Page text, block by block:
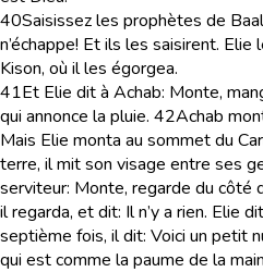
40Saisissez les prophètes de
n’échappe! Et ils les saisirent.
Kison, où il les égorgea.
41Et Elie dit à Achab: Monte,
qui annonce la pluie. 42Achab
Mais Elie monta au sommet du
terre, il mit son visage entre ses
serviteur: Monte, regarde du côté
il regarda, et dit: Il n’y a rien. Elie
septième fois, il dit: Voici un petit
qui est comme la paume de la